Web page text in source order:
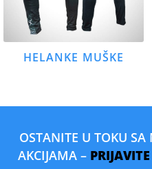
HELANKE MUŠKE
OSTANITE U TOKU
AKCIJAMA –